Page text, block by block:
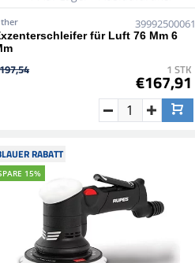
39992500061
für Luft 76 Mm 6
1 STK
€167,91
RABATT
15%